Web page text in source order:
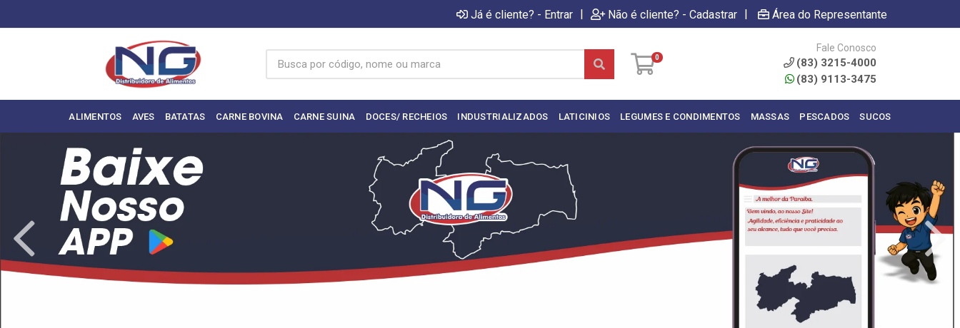
Já é cliente? - Entrar | Não é cliente? - Cadastrar | Área do Representante
0
Fale Conosco
(83) 3215-4000
(83) 9113-3475
ALIMENTOS AVES BATATAS CARNE BOVINA CARNE SUINA DOCES/ RECHEIOS INDUSTRIALIZADOS LATICINIOS LEGUMES E CONDIMENTOS MASSAS PESCADOS SUCOS